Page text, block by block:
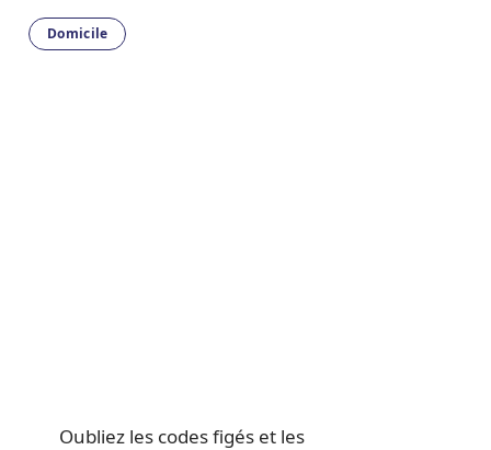
Domicile
Oubliez les codes figés et les